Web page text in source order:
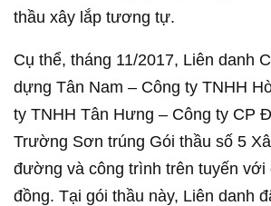
thầu xây lắp tương tự.
Cụ thể, tháng 11/2017, Liên danh
dựng Tân Nam – Công ty TNHH
ty TNHH Tân Hưng – Công ty CP
Trường Sơn trúng Gói thầu số 5
đường và công trình trên tuyến với
đồng. Tại gói thầu này, Liên danh